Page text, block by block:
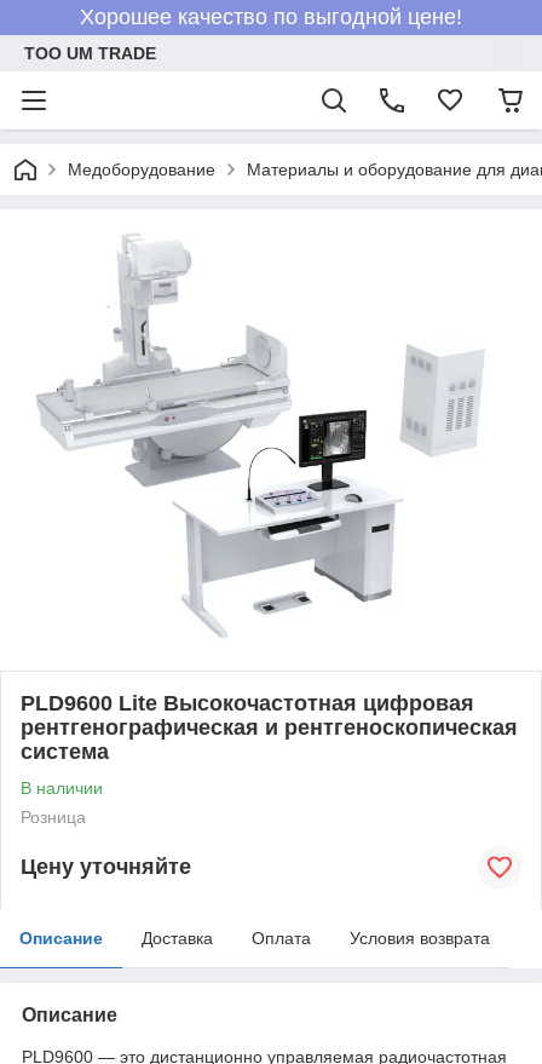
Хорошее качество по выгодной цене!
ТОО UM TRADE
Медоборудование Материалы и оборудование для
PLD9600 Lite Высокочастотная цифровая
рентгенографическая и рентгеноскопическая
система
В наличии
Розница
Цену уточняйте
Описание Доставка Оплата Условия возврата
Описание
PLD9600 — это дистанционно управляемая радиочастотная